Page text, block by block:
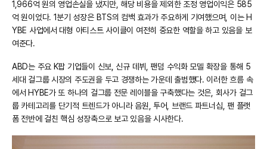
1,966억 원의 영업손실을 냈지만, 해당 비용을 제외한 조정 영업이익은 585
억 원이었다. 1분기 성장은 BTS의 컴백 효과가 주요하게 기여했으며, 이는 H
YBE 사업에서 대형 아티스트 사이클이 여전히 중요한 역할을 하고 있음을 보
여준다.
ABD는 주요 K팝 기업들이 신보, 신규 데뷔, 팬덤 수익화 모델 확장을 통해 5
세대 걸그룹 시장의 주도권을 두고 경쟁하는 가운데 출범했다. 이러한 흐름 속
에서 HYBE가 또 하나의 걸그룹 전문 레이블을 구축했다는 것은, 회사가 걸그
룹 카테고리를 단기적 트렌드가 아니라 음원, 투어, 브랜드 파트너십, 팬 플랫
폼 전반에 걸친 핵심 성장축으로 보고 있음을 시사한다.